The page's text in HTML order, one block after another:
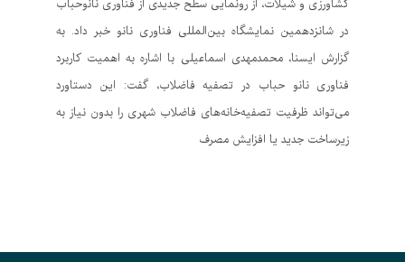
کشاورزی و شیلات، از رونمایی سطح جدیدی از فناوری نانوحباب
در شانزدهمین نمایشگاه بین‌المللی فناوری نانو خبر داد. به
گزارش ایسنا، محمدمهدی اسماعیلی با اشاره به اهمیت کاربرد
فناوری نانو حباب در تصفیه فاضلاب، گفت: این دستاورد
می‌تواند ظرفیت تصفیه‌خانه‌های فاضلاب شهری را بدون نیاز به
زیرساخت جدید یا افزایش مصرف